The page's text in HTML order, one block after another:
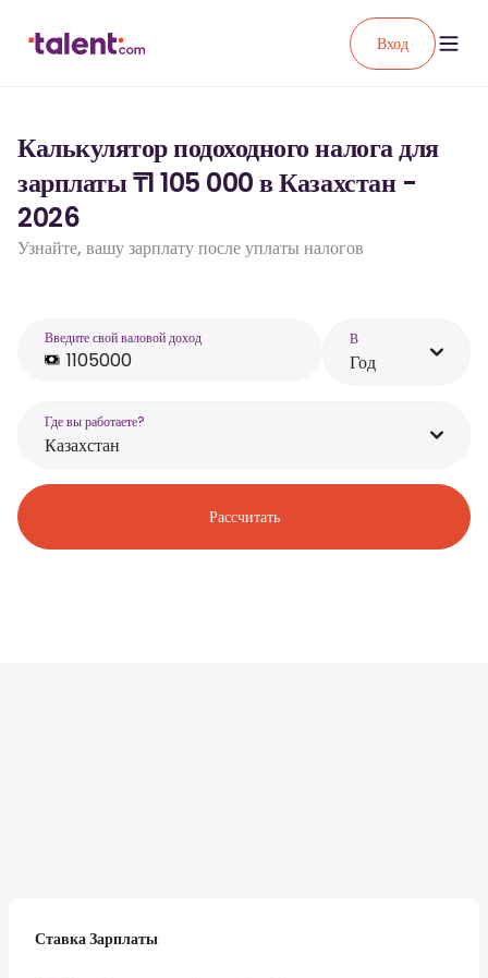
Вход
Калькулятор подоходного налога для
зарплаты ₸1 105 000 в Казахстан -
2026
Узнайте, вашу зарплату после уплаты налогов
Введите свой валовой доход В
Год
Где вы работаете?
Казахстан
Рассчитать
Ставка Зарплаты